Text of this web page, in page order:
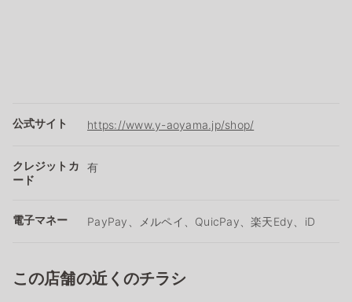
公式サイト https://www.y-aoyama.jp/shop/
クレジットカ
ード
有
電子マネー PayPay、メルペイ、QuicPay、楽天Edy、iD
この店舗の近くのチラシ